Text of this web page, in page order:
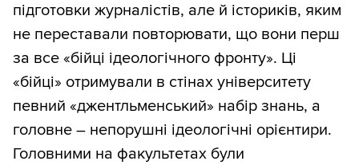
підготовки журналістів, але й істориків, яким
не переставали повторювати, що вони перш
за все «бійці ідеологічного фронту». Ці
«бійці» отримували в стінах університету
певний «джентльменський» набір знань, а
головне – непорушні ідеологічні орієнтири.
Головними на факультетах були